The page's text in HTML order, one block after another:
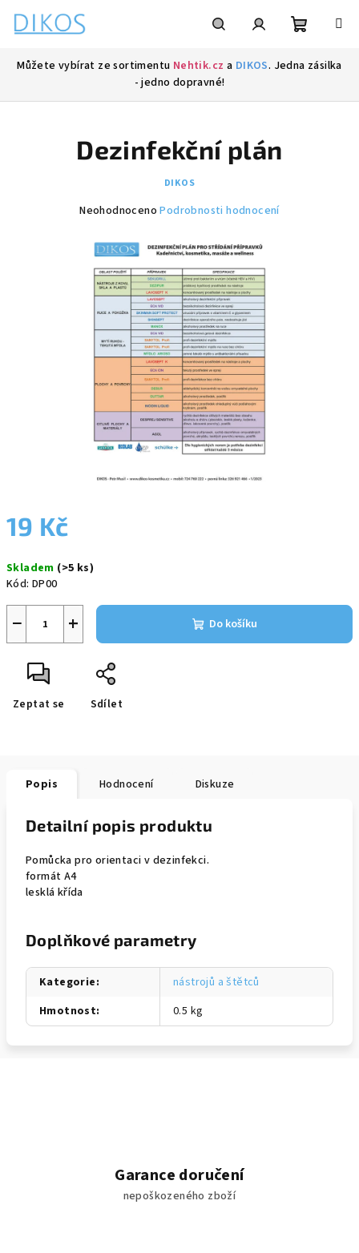
obsah
Můžete vybírat ze sortimentu Nehtik.cz a DIKOS. Jedna zásilka
- jedno dopravné!
19 Kč
cena:
Skladem (>5 ks)
Kód: DP00
+
− Do košíku
Zeptat se Sdílet
Dezinfekční plán
DIKOS
Průměrné
produktu
hvězdiček.
Neohodnoceno Podrobnosti hodnocení
Popis Hodnocení Diskuze
Detailní popis produktu
Pomůcka pro orientaci v dezinfekci.
formát A4
lesklá křída
Doplňkové parametry
Kategorie:
nástrojů a štětců
Hmotnost: 0.5 kg
Garance doručení
nepoškozeného zboží